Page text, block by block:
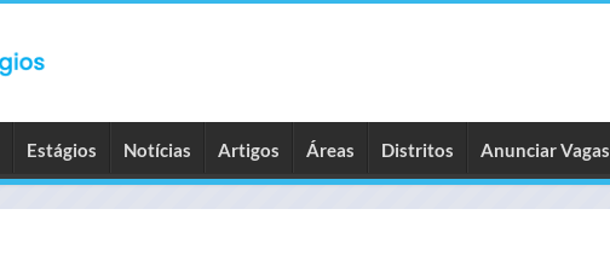
Estágios Notícias Artigos Áreas Distritos Anunciar Vagas